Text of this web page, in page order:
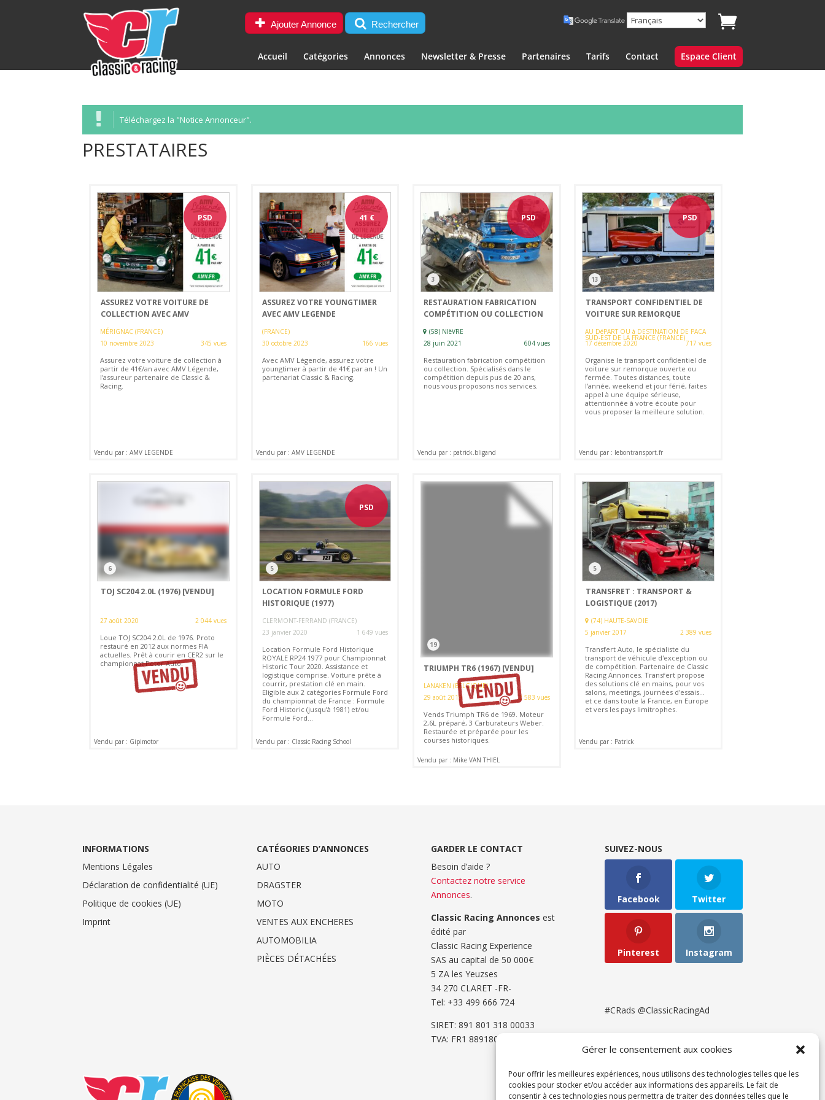
Gérer le consentement aux cookies
Pour offrir les meilleures expériences, nous utilisons des technologies telles que les
cookies pour stocker et/ou accéder aux informations des appareils. Le fait de
consentir à ces technologies nous permettra de traiter des données telles que le
Ajouter Annonce Rechercher
Accueil Catégories Annonces Newsletter & Presse Partenaires Tarifs Contact Espace Client
Téléchargez la "Notice Annonceur".
PRESTATAIRES
PSD
ASSUREZ VOTRE VOITURE DE
COLLECTION AVEC AMV
MÉRIGNAC (FRANCE)
10 novembre 2023
345 vues
Assurez votre voiture de collection à
partir de 41€/an avec AMV Légende,
l'assureur partenaire de Classic &
Racing.
Vendu par : AMV LEGENDE
41 €
ASSUREZ VOTRE YOUNGTIMER
AVEC AMV LEGENDE
(FRANCE)
30 octobre 2023
166 vues
Avec AMV Légende, assurez votre
youngtimer à partir de 41€ par an ! Un
partenariat Classic & Racing.
Vendu par : AMV LEGENDE
PSD
3
RESTAURATION FABRICATION
COMPÉTITION OU COLLECTION
(58) NIèVRE
28 juin 2021
604 vues
Restauration fabrication compétition
ou collection. Spécialisés dans le
compétition depuis pus de 20 ans,
nous vous proposons nos services.
Vendu par : patrick.bligand
PSD
13
TRANSPORT CONFIDENTIEL DE
VOITURE SUR REMORQUE
AU DéPART OU à DESTINATION DE PACA
SUD-EST DE LA FRANCE (FRANCE)
17 décembre 2020 717 vues
Organise le transport confidentiel de
voiture sur remorque ouverte ou
fermée. Toutes distances, toute
l'année, weekend et jour férié, faites
appel à une équipe sérieuse,
attentionnée à votre écoute pour
vous proposer la meilleure solution.
Vendu par : lebontransport.fr
6
TOJ SC204 2.0L (1976) [VENDU]
27 août 2020 2 044 vues
Loue TOJ SC204 2.0L de 1976. Proto
restauré en 2012 aux normes FIA
actuelles. Prêt à courir en CER2 sur le
championnat Peter Auto.
Vendu par : Gipimotor
PSD
5
LOCATION FORMULE FORD
HISTORIQUE (1977)
CLERMONT-FERRAND (FRANCE)
23 janvier 2020
1 649 vues
Location Formule Ford Historique
ROYALE RP24 1977 pour Championnat
Historic Tour 2020. Assistance et
logistique comprise. Voiture prête à
courrir, prestation clé en main.
Eligible aux 2 catégories Formule Ford
du championnat de France : Formule
Ford Historic (jusqu’à 1981) et/ou
Formule Ford...
Vendu par : Classic Racing School
19
TRIUMPH TR6 (1967) [VENDU]
LANAKEN (BELGIQUE)
29 août 2019
2 583 vues
Vends Triumph TR6 de 1969. Moteur
2,6L préparé, 3 Carburateurs Weber.
Restaurée et préparée pour les
courses historiques.
Vendu par : Mike VAN THIEL
5
TRANSFRET : TRANSPORT &
LOGISTIQUE (2017)
(74) HAUTE-SAVOIE
5 janvier 2017
2 389 vues
Transfert Auto, le spécialiste du
transport de véhicule d'exception ou
de compétition. Partenaire de Classic
Racing Annonces. Transfert propose
des solutions clé en mains, pour vos
salons, meetings, journées d'essais...
et ce dans toute la France, en Europe
et vers les pays limitrophes.
Vendu par : Patrick
INFORMATIONS
Mentions Légales
Déclaration de confidentialité (UE)
Politique de cookies (UE)
Imprint
CATÉGORIES D’ANNONCES
AUTO
DRAGSTER
MOTO
VENTES AUX ENCHERES
AUTOMOBILIA
PIÈCES DÉTACHÉES
GARDER LE CONTACT
Besoin d’aide ?
Contactez notre service
Annonces.
Classic Racing Annonces est
édité par
Classic Racing Experience
SAS au capital de 50 000€
5 ZA les Yeuzses
34 270 CLARET -FR-
Tel: ‭+33 499 666 724‬
SIRET: 891 801 318 00033
TVA: FR1 8891801318
SUIVEZ-NOUS
Facebook Twitter
Pinterest Instagram
#CRads @ClassicRacingAd